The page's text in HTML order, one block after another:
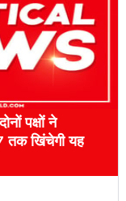
पक्षों ने
तक खिंचेगी यह